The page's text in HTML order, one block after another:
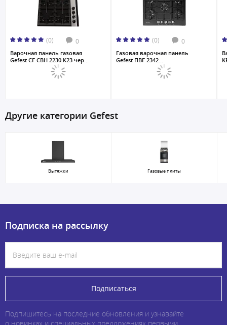
(0) 0
Варочная панель газовая
Gefest СГ СВН 2230 К23 чер...
(0) 0
Газовая варочная панель
Gefest ПВГ 2342...
Другие категории Gefest
Вытяжки Газовые плиты
Подписка на рассылку
Подписаться
Подпишитесь на последние обновления и узнавайте
о новинках и специальных предложениях первыми